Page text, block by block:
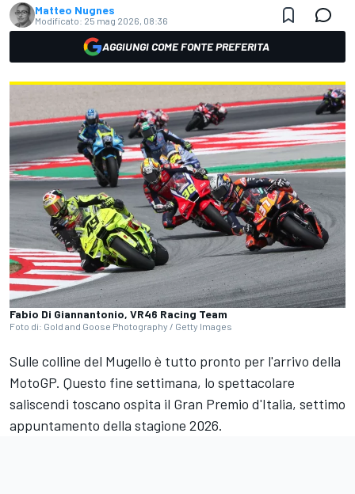
Matteo Nugnes
Modificato: 25 mag 2026, 08:36
AGGIUNGI COME FONTE PREFERITA
Fabio Di Giannantonio, VR46 Racing Team
Foto di: Gold and Goose Photography / Getty Images
Sulle colline del Mugello è tutto pronto per l'arrivo della
MotoGP. Questo fine settimana, lo spettacolare
saliscendi toscano ospita il Gran Premio d'Italia, settimo
appuntamento della stagione 2026.